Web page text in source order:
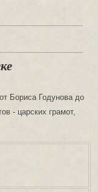
Бориса Годунова до
- царских грамот,